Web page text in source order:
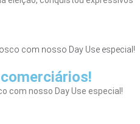
com nosso Day Use especial!